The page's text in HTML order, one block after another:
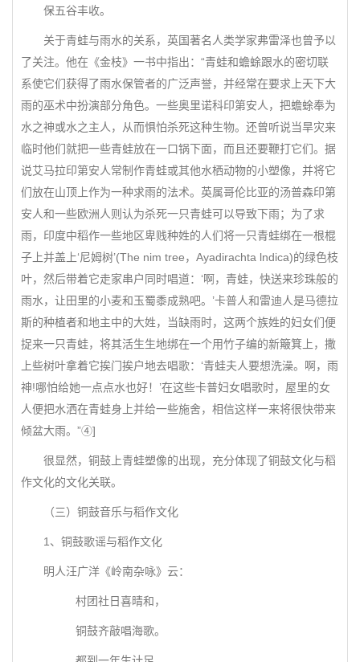
保五谷丰收。
关于青蛙与雨水的关系，英国著名人类学家弗雷泽也曾予以
了关注。他在《金枝》一书中指出：“青蛙和蟾蜍跟水的密切联
系使它们获得了雨水保管者的广泛声誉，并经常在要求上天下大
雨的巫术中扮演部分角色。一些奥里诺科印第安人，把蟾蜍奉为
水之神或水之主人，从而惧怕杀死这种生物。还曾听说当旱灾来
临时他们就把一些青蛙放在一口锅下面，而且还要鞭打它们。据
说艾马拉印第安人常制作青蛙或其他水栖动物的小塑像，并将它
们放在山顶上作为一种求雨的法术。英属哥伦比亚的汤普森印第
安人和一些欧洲人则认为杀死一只青蛙可以导致下雨；为了求
雨，印度中稻作一些地区卑贱种姓的人们将一只青蛙绑在一根棍
子上并盖上‘尼姆树’(The nim tree，Ayadirachta lndica)的绿色枝
叶，然后带着它走家串户同时唱道：‘啊，青蛙，快送来珍珠般的
雨水，让田里的小麦和玉蜀黍成熟吧。’卡普人和雷迪人是马德拉
斯的种植者和地主中的大姓，当缺雨时，这两个族姓的妇女们便
捉来一只青蛙，将其活生生地绑在一个用竹子编的新簸箕上，撒
上些树叶拿着它挨门挨户地去唱歌：‘青蛙夫人要想洗澡。啊，雨
神!哪怕给她一点点水也好！’在这些卡普妇女唱歌时，屋里的女
人便把水洒在青蛙身上并给一些施舍，相信这样一来将很快带来
倾盆大雨。”④]
很显然，铜鼓上青蛙塑像的出现，充分体现了铜鼓文化与稻
作文化的文化关联。
（三）铜鼓音乐与稻作文化
1、铜鼓歌谣与稻作文化
明人汪广洋《岭南杂咏》云：
村团社日喜晴和，
铜鼓齐敲唱海歌。